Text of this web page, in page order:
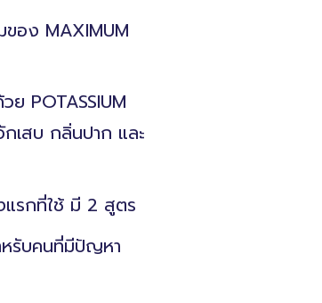
อง MAXIMUM
POTASSIUM
กเสบ กลิ่นปาก และ
รกที่ใช้ มี 2 สูตร
รับคนที่มีปัญหา